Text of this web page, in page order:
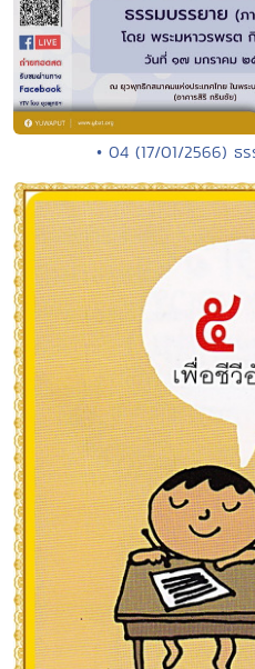
• 04 (17/01/2566) ธ